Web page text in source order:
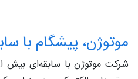
موتوژن، پیشگام با